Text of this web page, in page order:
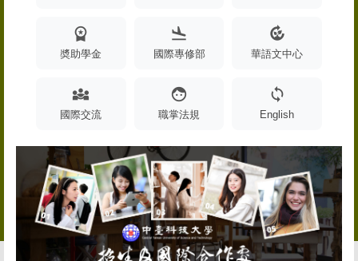
workspace_premium
奬助學金
flight_land
國際專修部
compost
華語文中心
diversity_3
國際交流
face
職掌法規
sync
English